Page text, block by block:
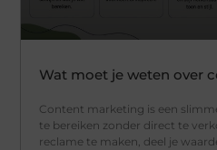
Wat moet je weten over
Content marketing is een
te bereiken zonder direct te
reclame te maken, deel je